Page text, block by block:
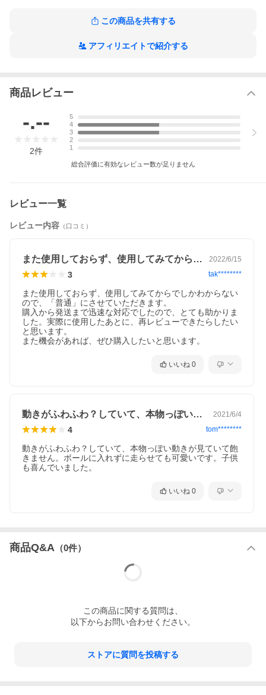
この商品を共有する
アフィリエイトで紹介する
商品レビュー
-.--
2件
5
4
3
2
1
総合評価に有効なレビュー数が足りません
レビュー一覧
レビュー内容 （口コミ）
また使用しておらず、使用してみてからで… 2022/6/15
3 tak********
また使用しておらず、使用してみてからでしかわからない
ので、「普通」にさせていただきます。
購入から発送まで迅速な対応でしたので、とても助かりま
した。実際に使用したあとに、再レビューできたらしたい
と思います。
また機会があれば、ぜひ購入したいと思います。
いいね 0
動きがふわふわ？していて、本物っぽい動… 2021/6/4
4 tom********
動きがふわふわ？していて、本物っぽい動きが見ていて飽
きません。ボールに入れずに走らせても可愛いです。子供
も喜んでいました。
いいね 0
商品Q&A （0件）
この商品に関する質問は、
以下からお問い合わせください。
ストアに質問を投稿する